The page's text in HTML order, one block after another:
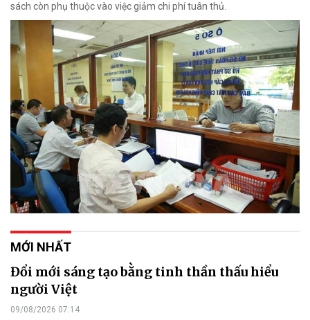
sách còn phụ thuộc vào việc giảm chi phí tuân thủ.
MỚI NHẤT
Đổi mới sáng tạo bằng tinh thần thấu hiểu
người Việt
09/08/2026 07:14